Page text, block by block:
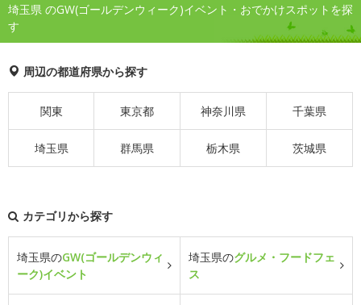
埼玉県 のGW(ゴールデンウィーク)イベント・おでかけスポットを探
す
周辺の都道府県から探す
関東 東京都 神奈川県 千葉県
埼玉県 群馬県 栃木県 茨城県
カテゴリから探す
埼玉県のGW(ゴールデンウィ
ーク)イベント
埼玉県のグルメ・フードフェ
ス